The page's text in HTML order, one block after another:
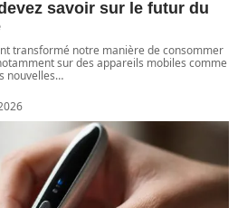
savoir sur le futur du
transformé notre manière de consommer
sur des appareils mobiles comme
nouvelles…